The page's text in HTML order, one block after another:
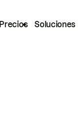
Precios Soluciones